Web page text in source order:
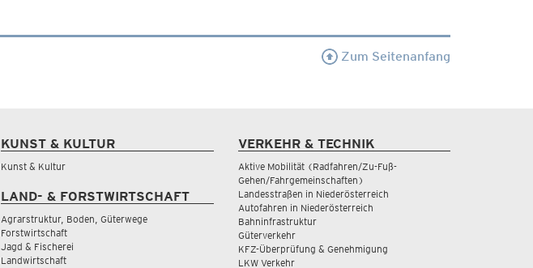
Zum Seitenanfang
KUNST & KULTUR
Kunst & Kultur
LAND- & FORSTWIRTSCHAFT
Agrarstruktur, Boden, Güterwege
Forstwirtschaft
Jagd & Fischerei
Landwirtschaft
VERKEHR & TECHNIK
Aktive Mobilität (Radfahren/Zu-Fuß-
Gehen/Fahrgemeinschaften)
Landesstraßen in Niederösterreich
Autofahren in Niederösterreich
Bahninfrastruktur
Güterverkehr
KFZ-Überprüfung & Genehmigung
LKW Verkehr